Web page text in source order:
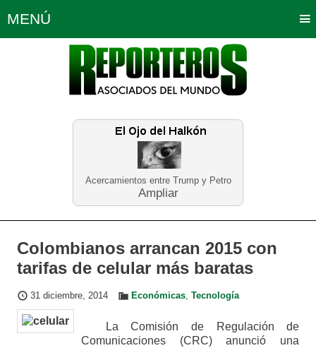
Acercamientos entre Trump y Petro
Ampliar
MENÚ
Política Opinión Bogotá
Planeta Tierra Deportes
Educación Neira
Colombianos arrancan 2015 con
tarifas de celular más baratas
31 diciembre, 2014 Económicas, Tecnología
La Comisión de Regulación de
Comunicaciones (CRC) anunció una